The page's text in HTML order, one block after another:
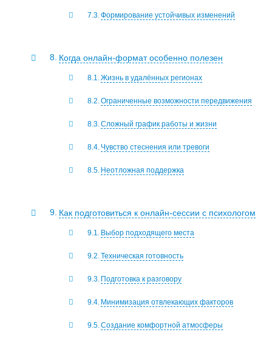
Формирование устойчивых изменений
Когда онлайн-формат особенно полезен
Жизнь в удалённых регионах
Ограниченные возможности передвижения
Сложный график работы и жизни
Чувство стеснения или тревоги
Неотложная поддержка
Как подготовиться к онлайн-сессии с психологом
Выбор подходящего места
Техническая готовность
Подготовка к разговору
Минимизация отвлекающих факторов
Создание комфортной атмосферы